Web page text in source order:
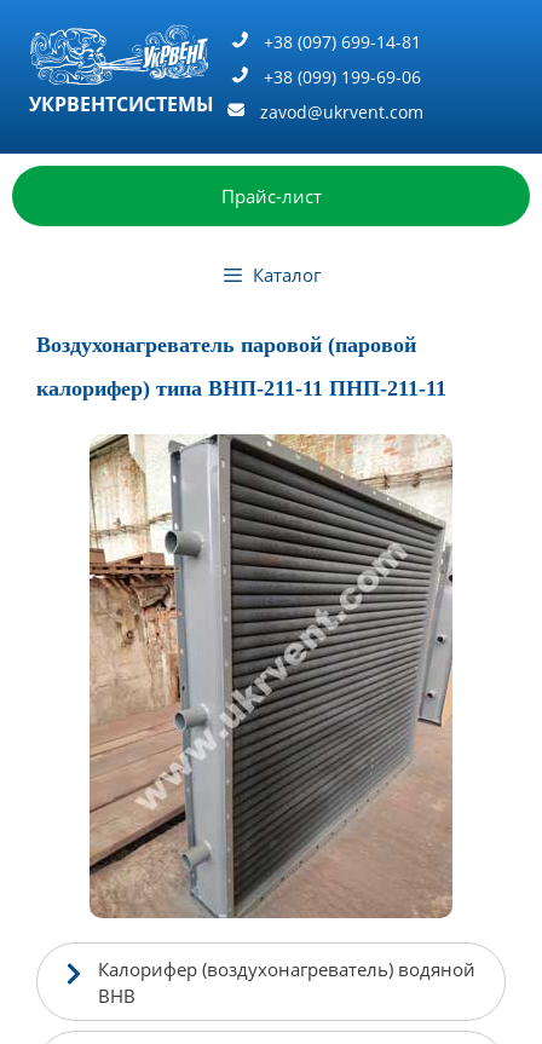
содержимому
УКРВЕНТСИСТЕМЫ
+38 (097) 699-14-81
+38 (099) 199-69-06
zavod@ukrvent.com
Прайс-лист
Каталог
Воздухонагреватель паровой (паровой
калорифер) типа ВНП-211-11 ПНП-211-11
Калорифер (воздухонагреватель) водяной
ВНВ